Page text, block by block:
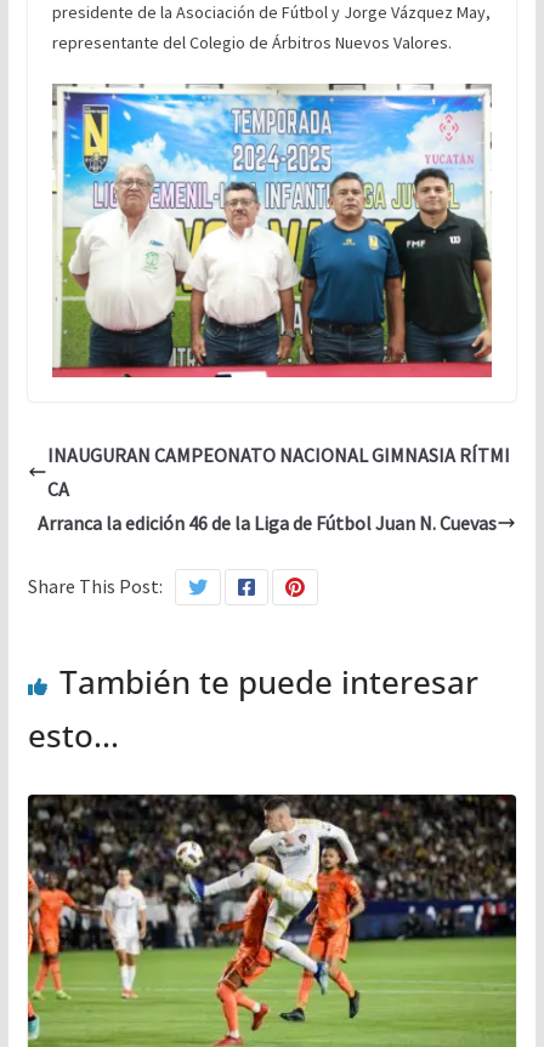
presidente de la Asociación de Fútbol y Jorge Vázquez May,
representante del Colegio de Árbitros Nuevos Valores.
INAUGURAN CAMPEONATO NACIONAL GIMNASIA RÍTMI
CA
Arranca la edición 46 de la Liga de Fútbol Juan N. Cuevas
Share This Post:
También te puede interesar
esto...